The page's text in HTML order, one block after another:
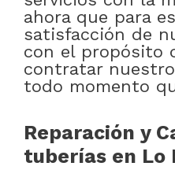
ahora que para
satisfacción de
con el propósito
contratar
todo momento
Reparación y
tuberías en Lo